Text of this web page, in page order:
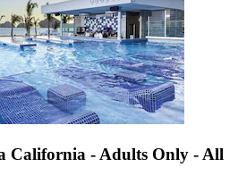
California - Adults Only - All